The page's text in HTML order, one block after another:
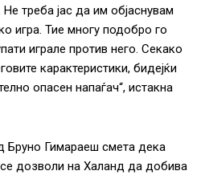
Не треба јас да им објаснувам
игра. Тие многу подобро го
играле против него. Секако
карактеристики, бидејќи
опасен напаѓач“, истакна
Бруно Гимараеш смета дека
дозволи на Халанд да добива